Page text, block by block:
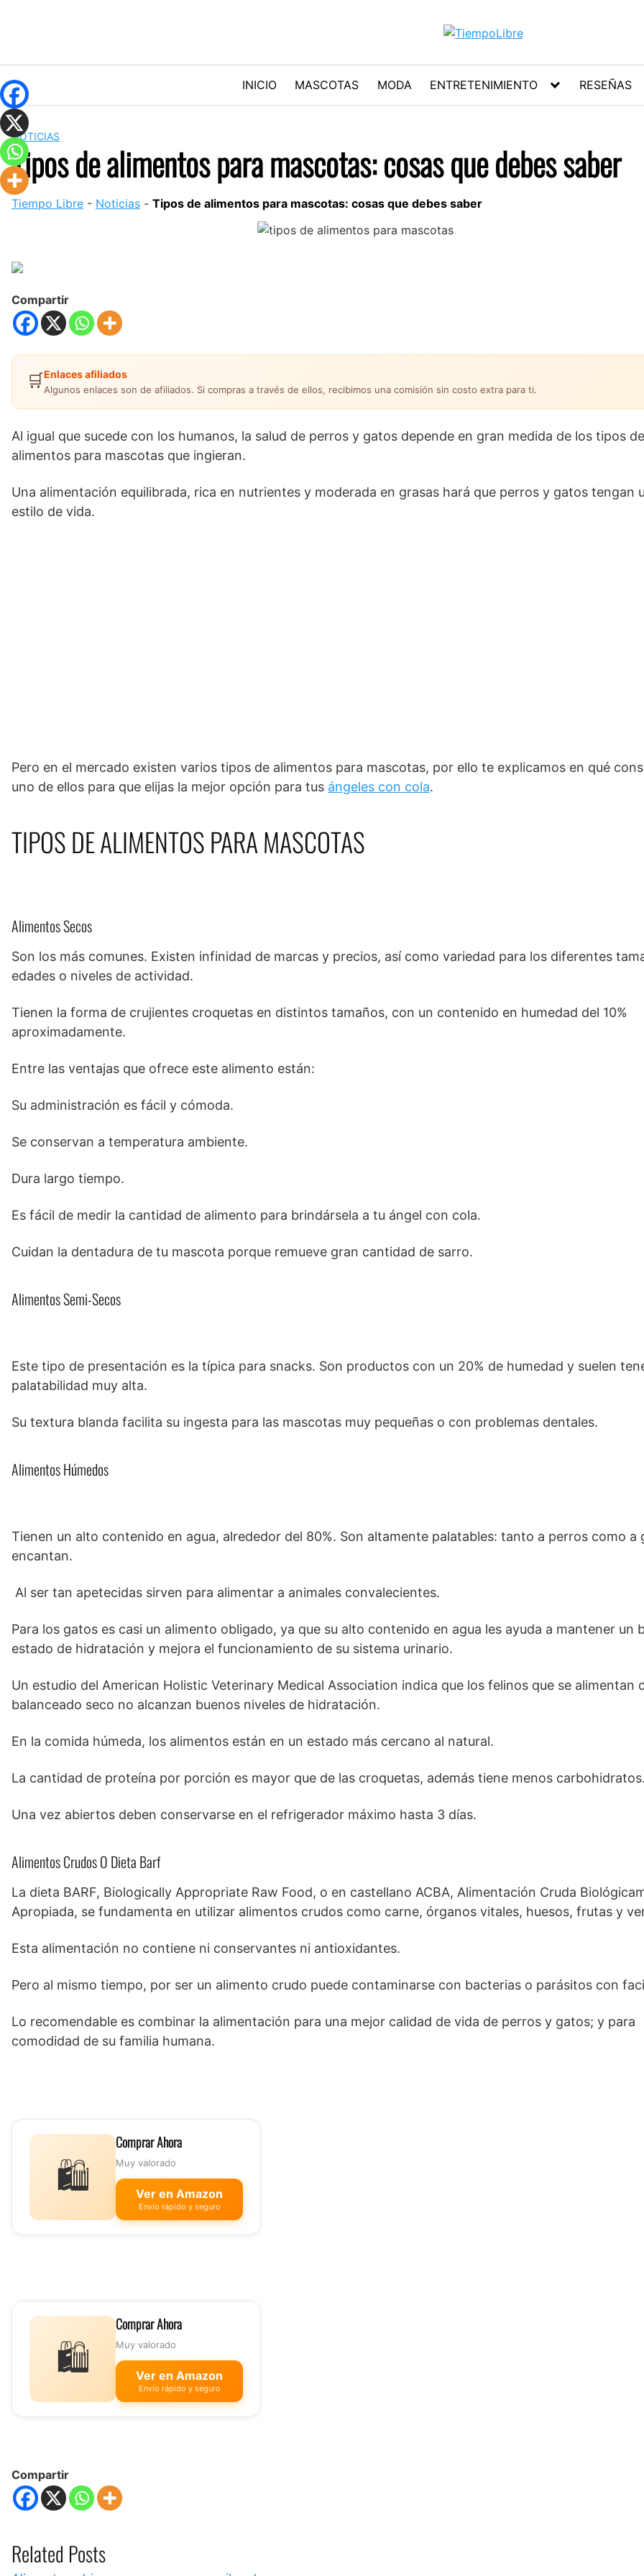
INICIO MASCOTAS MODA ENTRETENIMIENTO RESEÑAS
NOTICIAS
Tipos de alimentos para mascotas: cosas que debes saber
Tiempo Libre - Noticias - Tipos de alimentos para mascotas: cosas que debes saber
Compartir
🛒Enlaces afiliados
Algunos enlaces son de afiliados. Si compras a través de ellos, recibimos una comisión sin costo extra para ti.
Al igual que sucede con los humanos, la salud de perros y gatos depende en gran medida de los tipos de
alimentos para mascotas que ingieran.
Una alimentación equilibrada, rica en nutrientes y moderada en grasas hará que perros y gatos tengan
estilo de vida.
Pero en el mercado existen varios tipos de alimentos para mascotas, por ello te explicamos en qué
uno de ellos para que elijas la mejor opción para tus ángeles con cola.
TIPOS DE ALIMENTOS PARA MASCOTAS
Alimentos Secos
Son los más comunes. Existen infinidad de marcas y precios, así como variedad para los diferentes
edades o niveles de actividad.
Tienen la forma de crujientes croquetas en distintos tamaños, con un contenido en humedad del 10%
aproximadamente.
Entre las ventajas que ofrece este alimento están:
Su administración es fácil y cómoda.
Se conservan a temperatura ambiente.
Dura largo tiempo.
Es fácil de medir la cantidad de alimento para brindársela a tu ángel con cola.
Cuidan la dentadura de tu mascota porque remueve gran cantidad de sarro.
Alimentos Semi-Secos
Este tipo de presentación es la típica para snacks. Son productos con un 20% de humedad y suelen
palatabilidad muy alta.
Su textura blanda facilita su ingesta para las mascotas muy pequeñas o con problemas dentales.
Alimentos Húmedos
Tienen un alto contenido en agua, alrededor del 80%. Son altamente palatables: tanto a perros como a
encantan.
Al ser tan apetecidas sirven para alimentar a animales convalecientes.
Para los gatos es casi un alimento obligado, ya que su alto contenido en agua les ayuda a mantener un
estado de hidratación y mejora el funcionamiento de su sistema urinario.
Un estudio del American Holistic Veterinary Medical Association indica que los felinos que se alimentan
balanceado seco no alcanzan buenos niveles de hidratación.
En la comida húmeda, los alimentos están en un estado más cercano al natural.
La cantidad de proteína por porción es mayor que de las croquetas, además tiene menos carbohidratos.
Una vez abiertos deben conservarse en el refrigerador máximo hasta 3 días.
Alimentos Crudos O Dieta Barf
La dieta BARF, Biologically Appropriate Raw Food, o en castellano ACBA, Alimentación Cruda
Apropiada, se fundamenta en utilizar alimentos crudos como carne, órganos vitales, huesos, frutas y
Esta alimentación no contiene ni conservantes ni antioxidantes.
Pero al mismo tiempo, por ser un alimento crudo puede contaminarse con bacterias o parásitos con
Lo recomendable es combinar la alimentación para una mejor calidad de vida de perros y gatos; y para
comodidad de su familia humana.
🛍️
Comprar Ahora
Muy valorado
Ver en Amazon
Envío rápido y seguro
🛍️
Comprar Ahora
Muy valorado
Ver en Amazon
Envío rápido y seguro
Compartir
Related Posts